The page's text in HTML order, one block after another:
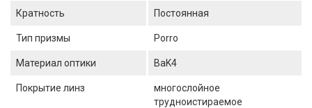
Кратность Постоянная
Тип призмы Porro
Материал оптики BaK4
Покрытие линз
многослойное
трудноистираемое